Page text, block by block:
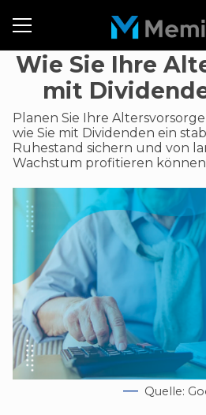
Wie Sie Ihre
mit
Planen Sie Ihre
wie Sie mit Dividenden ein
Ruhestand sichern und von
Wachstum profitieren
Quelle: